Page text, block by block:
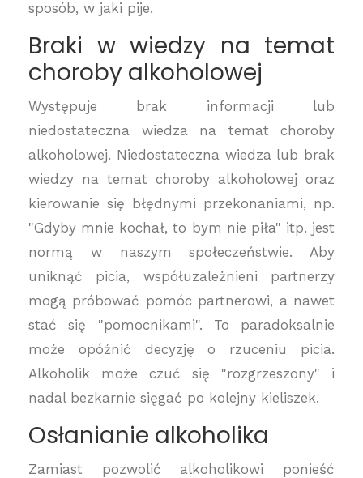
sposób, w jaki pije.
Braki w wiedzy na temat
choroby alkoholowej
Występuje brak informacji lub
niedostateczna wiedza na temat choroby
alkoholowej. Niedostateczna wiedza lub brak
wiedzy na temat choroby alkoholowej oraz
kierowanie się błędnymi przekonaniami, np.
"Gdyby mnie kochał, to bym nie piła" itp. jest
normą w naszym społeczeństwie. Aby
uniknąć picia, współuzależnieni partnerzy
mogą próbować pomóc partnerowi, a nawet
stać się "pomocnikami". To paradoksalnie
może opóźnić decyzję o rzuceniu picia.
Alkoholik może czuć się "rozgrzeszony" i
nadal bezkarnie sięgać po kolejny kieliszek.
Osłanianie alkoholika
Zamiast pozwolić alkoholikowi ponieść